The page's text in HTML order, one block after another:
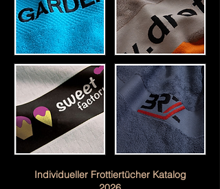
Individueller Frottiertücher Katalog